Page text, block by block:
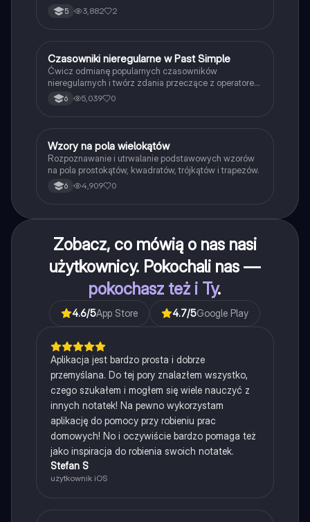
5 3,882 2
CJęzyk angielski
Czasowniki nieregularne w Past Simple
Ćwicz odmianę popularnych czasowników
nieregularnych i twórz zdania przeczące z operatorem
didn't w czasie Past Simple.
6 5,039 0
WMatematyka
Wzory na pola wielokątów
Rozpoznawanie i utrwalanie podstawowych wzorów
na pola prostokątów, kwadratów, trójkątów i trapezów.
6 4,909 0
Zobacz, co mówią o nas nasi
użytkownicy. Pokochali nas —
pokochasz też i Ty.
4.6/5App Store 4.7/5Google Play
Aplikacja jest bardzo prosta i dobrze
przemyślana. Do tej pory znalazłem wszystko,
czego szukałem i mogłem się wiele nauczyć z
innych notatek! Na pewno wykorzystam
aplikację do pomocy przy robieniu prac
domowych! No i oczywiście bardzo pomaga też
jako inspiracja do robienia swoich notatek.
Stefan S
użytkownik iOS